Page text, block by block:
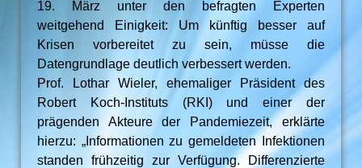
19. März unter den befragten Experten
weitgehend Einigkeit: Um künftig besser auf
Krisen vorbereitet zu sein, müsse die
Datengrundlage deutlich verbessert werden.
Prof. Lothar Wieler, ehemaliger Präsident des
Robert Koch-Instituts (RKI) und einer der
prägenden Akteure der Pandemiezeit, erklärte
hierzu: „Informationen zu gemeldeten Infektionen
standen frühzeitig zur Verfügung. Differenzierte